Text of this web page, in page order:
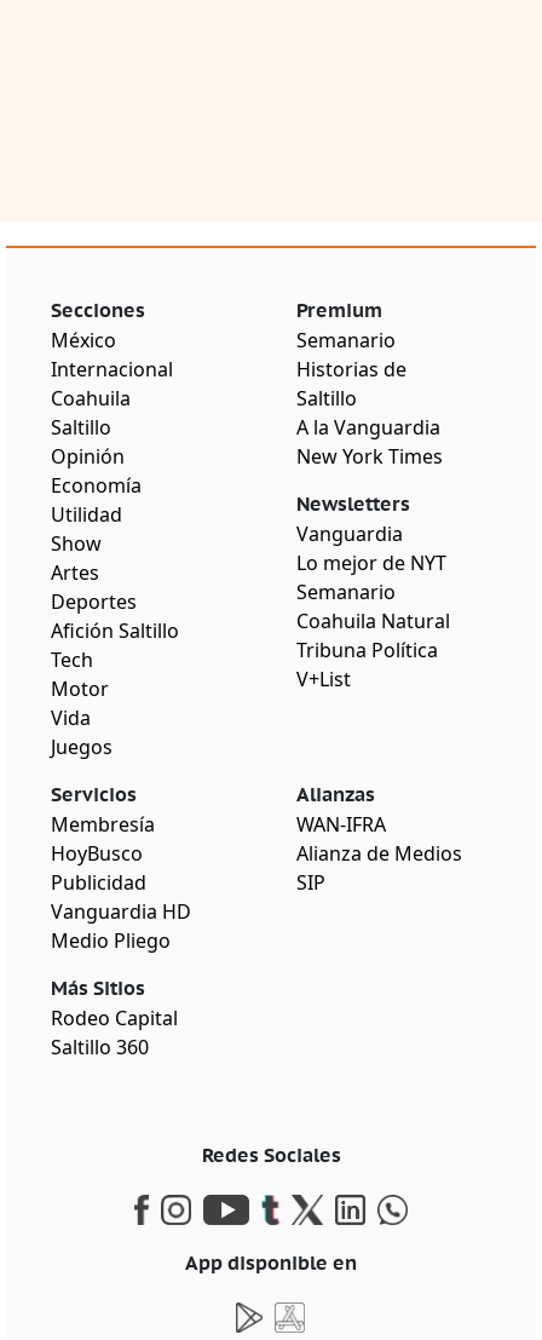
Secciones
México
Internacional
Coahuila
Saltillo
Opinión
Economía
Utilidad
Show
Artes
Deportes
Afición Saltillo
Tech
Motor
Vida
Juegos
Premium
Semanario
Historias de
Saltillo
A la Vanguardia
New York Times
Newsletters
Vanguardia
Lo mejor de NYT
Semanario
Coahuila Natural
Tribuna Política
V+List
Servicios
Membresía
HoyBusco
Publicidad
Vanguardia HD
Medio Pliego
Más Sitios
Rodeo Capital
Saltillo 360
Alianzas
WAN-IFRA
Alianza de Medios
SIP
Redes Sociales
App disponible en